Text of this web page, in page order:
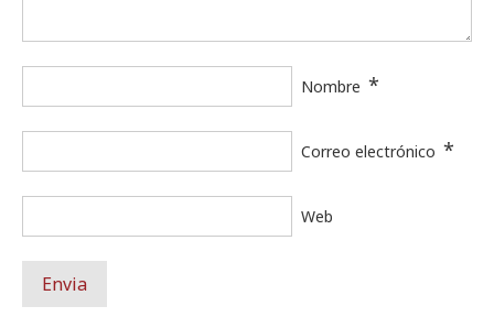
Nombre *
Correo electrónico *
Web